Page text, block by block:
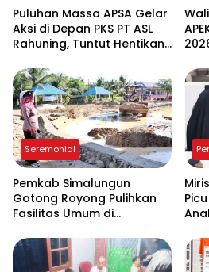
Puluhan Massa APSA Gelar
Aksi di Depan PKS PT ASL
Rahuning, Tuntut Hentikan
Sungai Asahan
Seremonial
Pemkab Simalungun
Gotong Royong Pulihkan
Fasilitas Umum di